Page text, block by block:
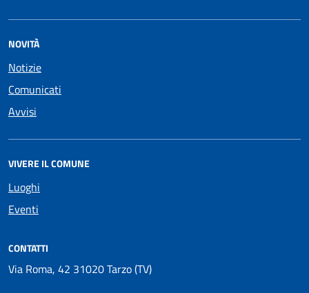
NOVITÀ
Notizie
Comunicati
Avvisi
VIVERE IL COMUNE
Luoghi
Eventi
CONTATTI
Via Roma, 42 31020 Tarzo (TV)